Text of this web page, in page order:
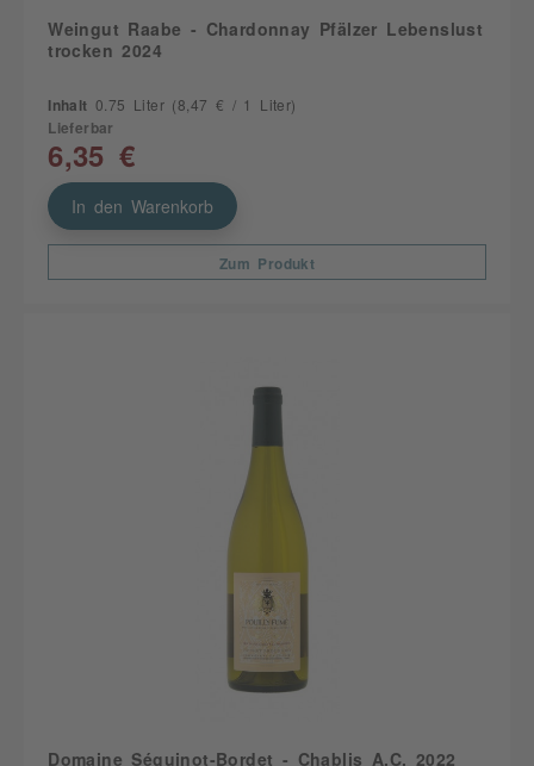
Weingut Raabe - Chardonnay Pfälzer Lebenslust
trocken 2024
Inhalt 0.75 Liter (8,47 € / 1 Liter)
Lieferbar
6,35 €
In den Warenkorb
Zum Produkt
Domaine Séguinot-Bordet - Chablis A.C. 2022